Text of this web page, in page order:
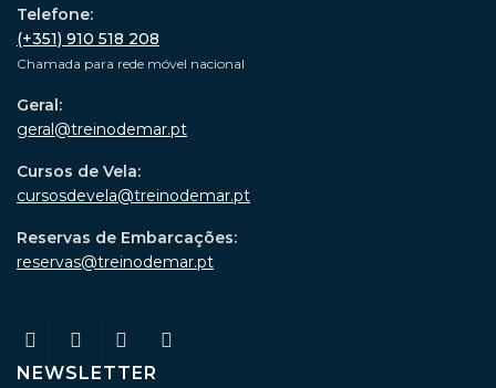
Telefone:
(+351) 910 518 208
Chamada para rede móvel nacional
Geral:
geral@treinodemar.pt
Cursos de Vela:
cursosdevela@treinodemar.pt
Reservas de Embarcações:
reservas@treinodemar.pt
NEWSLETTER